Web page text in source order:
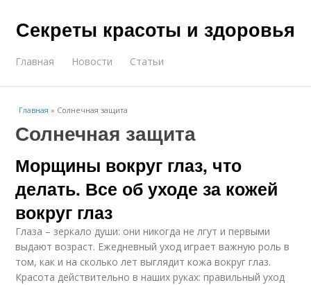
Секреты красоты и здоровья
Главная Новости Статьи
Главная » Солнечная защита
Солнечная защита
Морщины вокруг глаз, что
делать. Все об уходе за кожей
вокруг глаз
Глаза – зеркало души: они никогда не лгут и первыми
выдают возраст. Ежедневный уход играет важную роль в
том, как и на сколько лет выглядит кожа вокруг глаз.
Красота действительно в наших руках: правильный уход